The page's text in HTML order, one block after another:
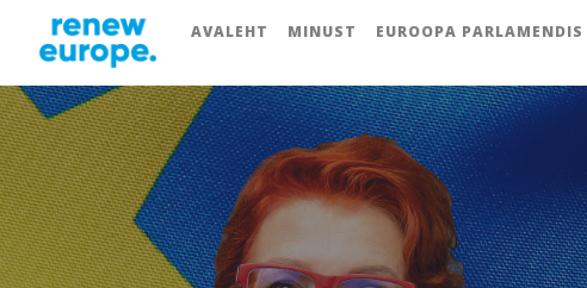
AVALEHT MINUST EUROOPA PARLAMENDIS